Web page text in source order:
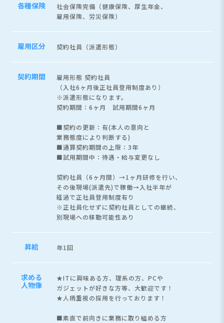
各種保険
社会保険完備（健康保険、厚生年金、
雇用保険、労災保険）
雇用区分 契約社員（派遣形態）
契約期間
雇用形態 契約社員
（入社6ヶ月後正社員登用制度あり）
※派遣形態になります。
契約期間：6ヶ月 試用期間6ヶ月
■契約の更新：有(本人の意向と
業務態度により判断する)
■通算契約期間の上限：3年
■試用期間中：待遇・給与変更なし
契約社員（6ヶ月間）→1ヶ月研修を行い、
その後現場(派遣先)で稼働→入社半年が
経過で正社員登用制度有り
※正社員化せずに契約社員としての継続、
別現場への移動可能性あり
昇給 年1回
求める
人物像
★ITに興味ある方、理系の方、PCや
ガジェットが好きな方等、大歓迎です！
★人柄重視の採用を行っております！
■素直で前向きに業務に取り組める方